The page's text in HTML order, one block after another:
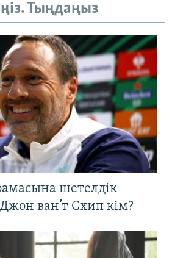
Тыңдаңыз
шетелдік
ван’т Схип кім?